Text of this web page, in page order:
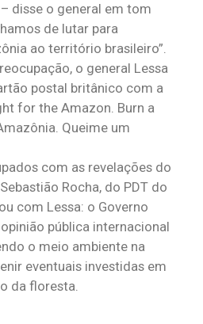
disse o general em tom
de lutar para
ao território brasileiro”.
o general Lessa
postal britânico com a
for the Amazon. Burn a
Queime um
com as revelações do
Rocha, do PDT do
com Lessa: o Governo
pública internacional
o meio ambiente na
eventuais investidas em
da floresta.